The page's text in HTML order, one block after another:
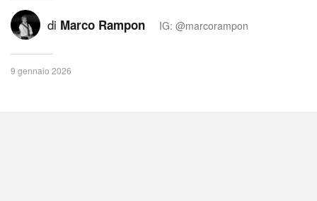
di Marco Rampon IG: @marcorampon
9 gennaio 2026